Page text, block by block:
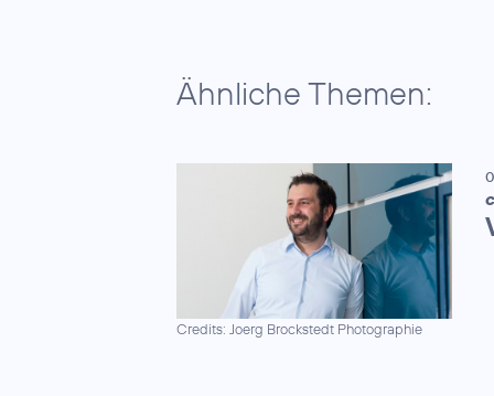
Ähnliche Themen:
Credits: Joerg Brockstedt Photographie